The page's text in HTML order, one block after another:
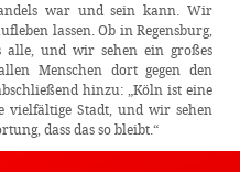
war und sein kann. Wir
lassen. Ob in Regensburg,
und wir sehen ein großes
Menschen dort gegen den
hinzu: „Köln ist eine
vielfältige Stadt, und wir sehen
dass das so bleibt.“